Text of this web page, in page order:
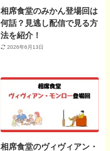
相席食堂のみかん登場回は
何話？見逃し配信で見る方
法を紹介！
2026年6月13日
相席食堂のヴィヴィアン・